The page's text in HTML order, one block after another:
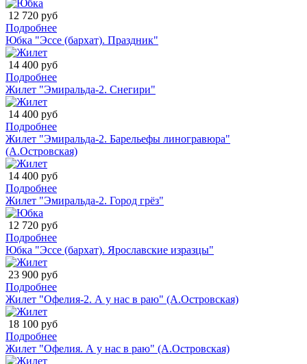
12 720 руб
Подробнее
Юбка "Эссе (бархат). Праздник"
14 400 руб
Подробнее
Жилет "Эмиральда-2. Снегири"
14 400 руб
Подробнее
Жилет "Эмиральда-2. Барельефы линогравюра"
(А.Островская)
14 400 руб
Подробнее
Жилет "Эмиральда-2. Город грёз"
12 720 руб
Подробнее
Юбка "Эссе (бархат). Ярославские изразцы"
23 900 руб
Подробнее
Жилет "Офелия-2. А у нас в раю" (А.Островская)
18 100 руб
Подробнее
Жилет "Офелия. А у нас в раю" (А.Островская)